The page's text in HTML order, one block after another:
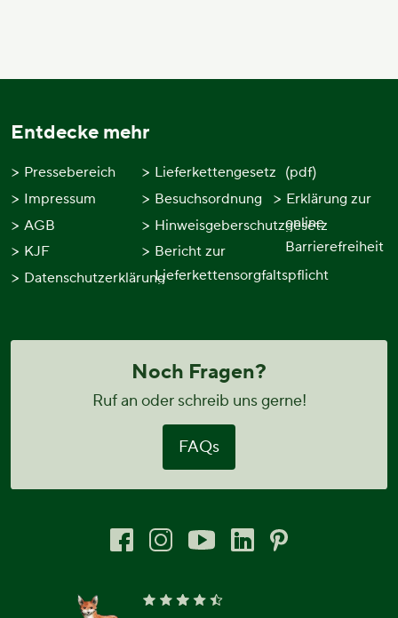
Noch Fragen?
Ruf an oder schreib uns gerne!
FAQs
Entdecke mehr
Pressebereich
Impressum
AGB
KJF
Datenschutzerklärung
Lieferkettengesetz
Besuchsordnung
Hinweisgeberschutzgesetz
Bericht zur
Lieferkettensorgfaltspflicht
(pdf)
Erklärung zur
online
Barrierefreiheit